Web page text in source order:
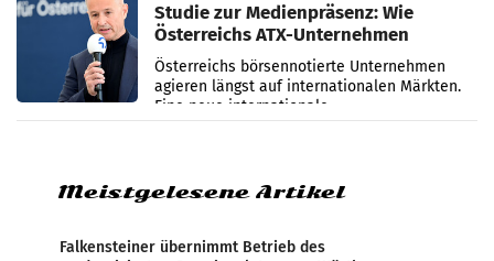
Studie zur Medienpräsenz: Wie
Österreichs ATX-Unternehmen
international wahrgenommen
werden
Österreichs börsennotierte Unternehmen
agieren längst auf internationalen Märkten.
Eine neue internationale
Medienresonanzanalyse untersucht die
Meistgelesene Artikel
Falkensteiner übernimmt Betrieb des